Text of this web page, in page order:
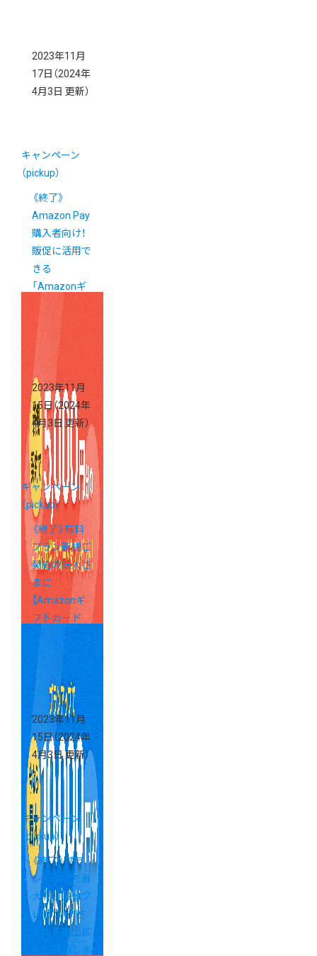
2023年11月
17日 （2024年
4月3日 更新）
キャンペーン
（pickup）
《終了》
Amazon Pay
購入者向け！
販促に活用で
きる
「Amazonギ
フトカード還
元キャンペー
ン」実施中
2023年11月
15日（2024年
4月3日 更新）
キャンペーン
（pickup）
《終了》有料
プラン新規ご
契約の法人さ
まに
【Amazonギ
フトカード
5,000円分】プ
レゼント！
2023年11月
15日（2024年
4月3日 更新）
キャンペーン
（pickup）
《終了》プラ
ンアップで最
大10,000ptプ
レゼント！さ
らなる売上拡
大を目指しま